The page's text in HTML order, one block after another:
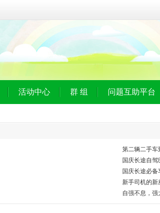
活动中心 群 组 问题互助平台
第二辆二手车
国庆长途自
国庆长途必
新手司机的
自强不息，强